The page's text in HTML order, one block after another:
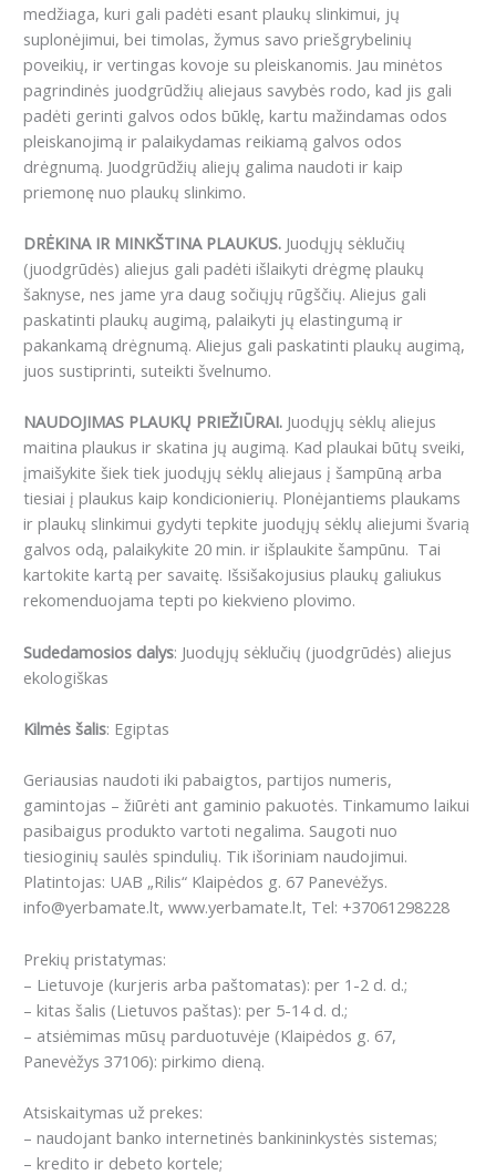
medžiaga, kuri gali padėti esant plaukų slinkimui, jų
suplonėjimui, bei timolas, žymus savo priešgrybelinių
poveikių, ir vertingas kovoje su pleiskanomis. Jau minėtos
pagrindinės juodgrūdžių aliejaus savybės rodo, kad jis gali
padėti gerinti galvos odos būklę, kartu mažindamas odos
pleiskanojimą ir palaikydamas reikiamą galvos odos
drėgnumą. Juodgrūdžių aliejų galima naudoti ir kaip
priemonę nuo plaukų slinkimo.
DRĖKINA IR MINKŠTINA PLAUKUS. Juodųjų sėklučių
(juodgrūdės) aliejus gali padėti išlaikyti drėgmę plaukų
šaknyse, nes jame yra daug sočiųjų rūgščių. Aliejus gali
paskatinti plaukų augimą, palaikyti jų elastingumą ir
pakankamą drėgnumą. Aliejus gali paskatinti plaukų augimą,
juos sustiprinti, suteikti švelnumo.
NAUDOJIMAS PLAUKŲ PRIEŽIŪRAI. Juodųjų sėklų aliejus
maitina plaukus ir skatina jų augimą. Kad plaukai būtų sveiki,
įmaišykite šiek tiek juodųjų sėklų aliejaus į šampūną arba
tiesiai į plaukus kaip kondicionierių. Plonėjantiems plaukams
ir plaukų slinkimui gydyti tepkite juodųjų sėklų aliejumi švarią
galvos odą, palaikykite 20 min. ir išplaukite šampūnu. Tai
kartokite kartą per savaitę. Išsišakojusius plaukų galiukus
rekomenduojama tepti po kiekvieno plovimo.
Sudedamosios dalys: Juodųjų sėklučių (juodgrūdės) aliejus
ekologiškas
Kilmės šalis: Egiptas
Geriausias naudoti iki pabaigtos, partijos numeris,
gamintojas – žiūrėti ant gaminio pakuotės. Tinkamumo laikui
pasibaigus produkto vartoti negalima. Saugoti nuo
tiesioginių saulės spindulių. Tik išoriniam naudojimui.
Platintojas: UAB „Rilis“ Klaipėdos g. 67 Panevėžys.
info@yerbamate.lt, www.yerbamate.lt, Tel: +37061298228
Prekių pristatymas:
– Lietuvoje (kurjeris arba paštomatas): per 1-2 d. d.;
– kitas šalis (Lietuvos paštas): per 5-14 d. d.;
– atsiėmimas mūsų parduotuvėje (Klaipėdos g. 67,
Panevėžys 37106): pirkimo dieną.
Atsiskaitymas už prekes:
– naudojant banko internetinės bankininkystės sistemas;
– kredito ir debeto kortele;